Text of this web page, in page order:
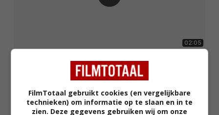
02:05
FilmTotaal gebruikt cookies (en vergelijkbare
technieken) om informatie op te slaan en in te
zien. Deze gegevens gebruiken wij om onze